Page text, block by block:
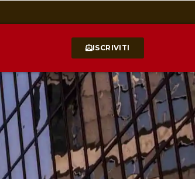
ISCRIVITI